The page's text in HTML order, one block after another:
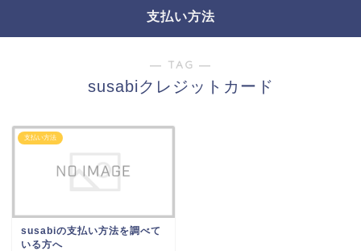
支払い方法
― TAG ―
susabiクレジットカード
支払い方法
susabiの支払い方法を調べて
いる方へ